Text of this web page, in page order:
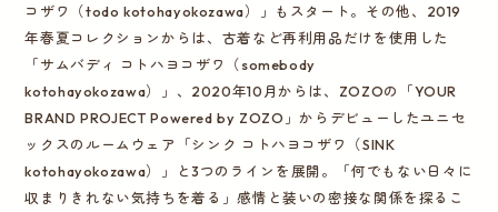
コザワ（todo kotohayokozawa）」もスタート。その他、2019
年春夏コレクションからは、古着など再利用品だけを使用した
「サムバディ コトハヨコザワ（somebody
kotohayokozawa）」、2020年10月からは、ZOZOの「YOUR
BRAND PROJECT Powered by ZOZO」からデビューしたユニセ
ックスのルームウェア「シンク コトハヨコザワ（SINK
kotohayokozawa）」と3つのラインを展開。「何でもない日々に
収まりきれない気持ちを着る」​​感情と装いの密接な関係を探るこ